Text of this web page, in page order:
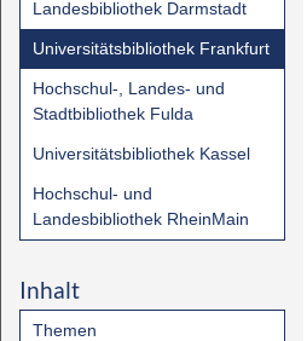
Landesbibliothek Darmstadt
Universitätsbibliothek Frankfurt
Hochschul-, Landes- und
Stadtbibliothek Fulda
Universitätsbibliothek Kassel
Hochschul- und
Landesbibliothek RheinMain
Inhalt
Themen